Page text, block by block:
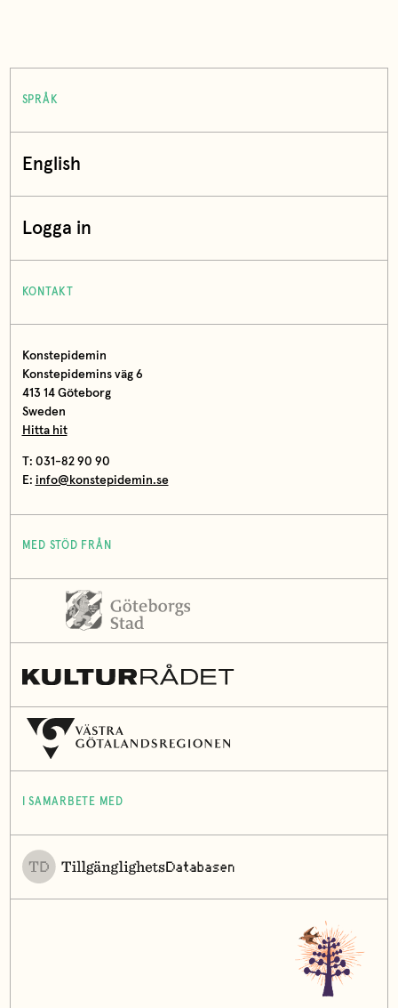
SPRÅK
English
Logga in
KONTAKT
Konstepidemin
Konstepidemins väg 6
413 14 Göteborg
Sweden
Hitta hit
T: 031-82 90 90
E: info@konstepidemin.se
MED STÖD FRÅN
I SAMARBETE MED